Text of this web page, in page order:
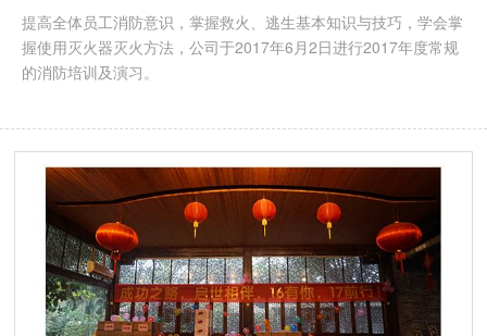
提高全体员工消防意识，掌握救火、逃生基本知识与技巧，学会掌
握使用灭火器灭火方法，公司于2017年6月2日进行2017年度常规
的消防培训及演习。